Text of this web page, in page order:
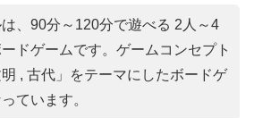
、90分～120分で遊べる 2人～4
ードゲームです。ゲームコンセプト
, 古代」をテーマにしたボードゲ
ています。